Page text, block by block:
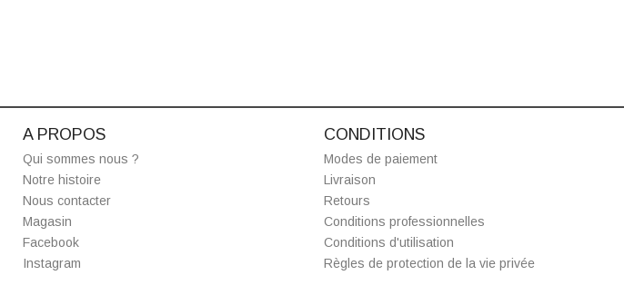
A PROPOS
Qui sommes nous ?
Notre histoire
Nous contacter
Magasin
Facebook
Instagram
CONDITIONS
Modes de paiement
Livraison
Retours
Conditions professionnelles
Conditions d'utilisation
Règles de protection de la vie privée